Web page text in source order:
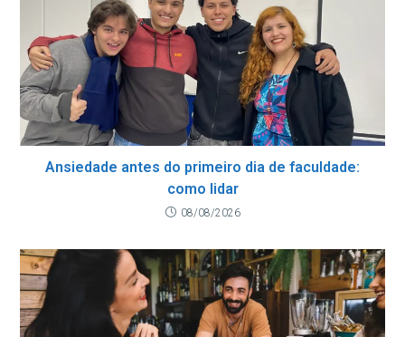
Ansiedade antes do primeiro dia de faculdade:
como lidar
08/08/2026